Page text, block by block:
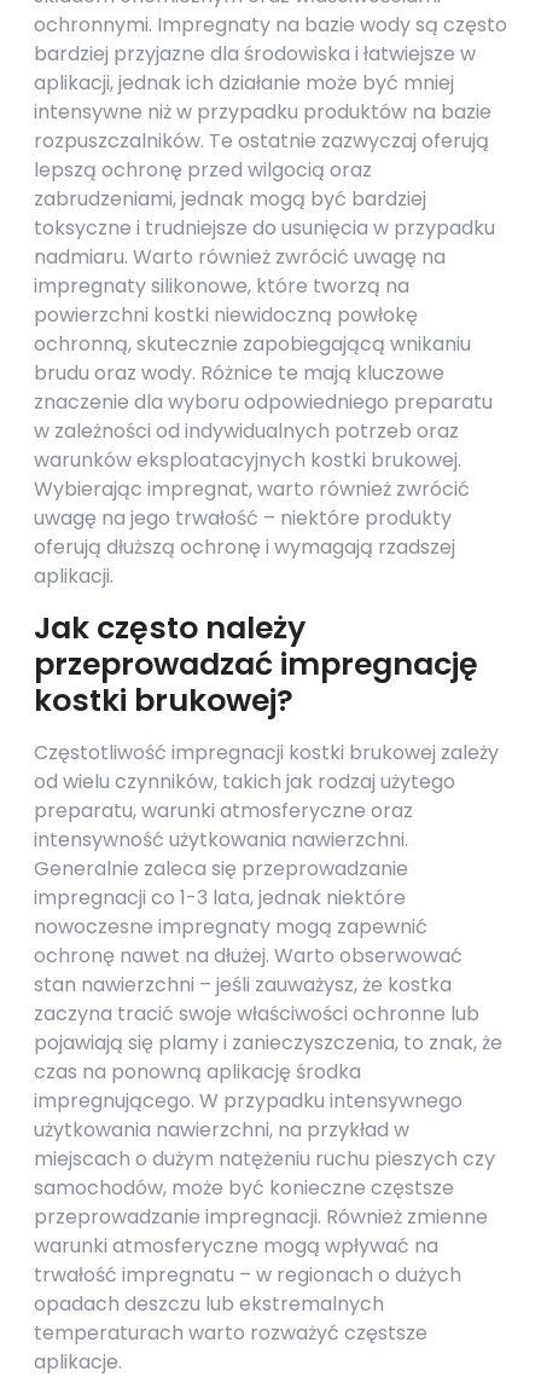
ochronnymi. Impregnaty na bazie wody są często
bardziej przyjazne dla środowiska i łatwiejsze w
aplikacji, jednak ich działanie może być mniej
intensywne niż w przypadku produktów na bazie
rozpuszczalników. Te ostatnie zazwyczaj oferują
lepszą ochronę przed wilgocią oraz
zabrudzeniami, jednak mogą być bardziej
toksyczne i trudniejsze do usunięcia w przypadku
nadmiaru. Warto również zwrócić uwagę na
impregnaty silikonowe, które tworzą na
powierzchni kostki niewidoczną powłokę
ochronną, skutecznie zapobiegającą wnikaniu
brudu oraz wody. Różnice te mają kluczowe
znaczenie dla wyboru odpowiedniego preparatu
w zależności od indywidualnych potrzeb oraz
warunków eksploatacyjnych kostki brukowej.
Wybierając impregnat, warto również zwrócić
uwagę na jego trwałość – niektóre produkty
oferują dłuższą ochronę i wymagają rzadszej
aplikacji.
Jak często należy
przeprowadzać impregnację
kostki brukowej?
Częstotliwość impregnacji kostki brukowej zależy
od wielu czynników, takich jak rodzaj użytego
preparatu, warunki atmosferyczne oraz
intensywność użytkowania nawierzchni.
Generalnie zaleca się przeprowadzanie
impregnacji co 1-3 lata, jednak niektóre
nowoczesne impregnaty mogą zapewnić
ochronę nawet na dłużej. Warto obserwować
stan nawierzchni – jeśli zauważysz, że kostka
zaczyna tracić swoje właściwości ochronne lub
pojawiają się plamy i zanieczyszczenia, to znak, że
czas na ponowną aplikację środka
impregnującego. W przypadku intensywnego
użytkowania nawierzchni, na przykład w
miejscach o dużym natężeniu ruchu pieszych czy
samochodów, może być konieczne częstsze
przeprowadzanie impregnacji. Również zmienne
warunki atmosferyczne mogą wpływać na
trwałość impregnatu – w regionach o dużych
opadach deszczu lub ekstremalnych
temperaturach warto rozważyć częstsze
aplikacje.